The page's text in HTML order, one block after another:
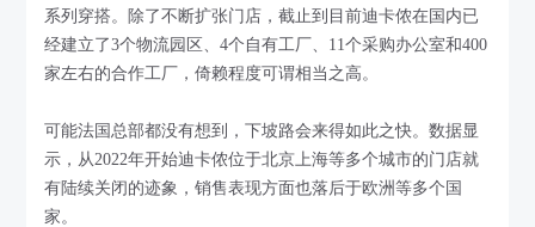
系列穿搭。除了不断扩张门店，截止到目前迪卡侬在国内已
经建立了3个物流园区、4个自有工厂、11个采购办公室和400
家左右的合作工厂，倚赖程度可谓相当之高。
可能法国总部都没有想到，下坡路会来得如此之快。数据显
示，从2022年开始迪卡侬位于北京上海等多个城市的门店就
有陆续关闭的迹象，销售表现方面也落后于欧洲等多个国
家。